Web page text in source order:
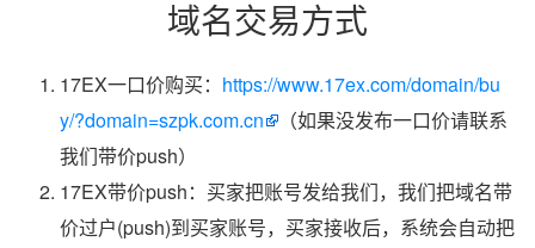
域名交易方式
17EX一口价购买： https://www.17ex.com/domain/bu
y/?domain=szpk.com.cn
（如果没发布一口价请联系
我们带价push）
17EX带价push：买家把账号发给我们，我们把域名带
价过户(push)到买家账号，买家接收后，系统会自动把